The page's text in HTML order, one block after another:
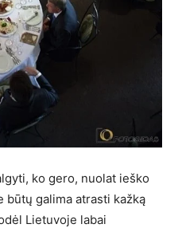
ko gero, nuolat ieško
galima atrasti kažką
Lietuvoje labai